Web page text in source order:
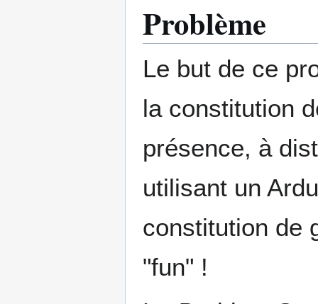
Problème
Le but de ce
la constitution
présence, à
utilisant un
constitution de
"fun" !